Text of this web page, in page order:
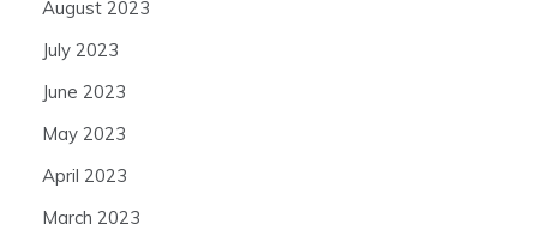
August 2023
July 2023
June 2023
May 2023
April 2023
March 2023